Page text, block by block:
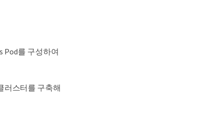
Pod를 구성하여
러스터를 구축해